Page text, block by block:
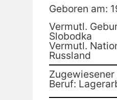
Geboren am:
Vermutl.
Slobodka
Vermutl.
Russland
Beruf: